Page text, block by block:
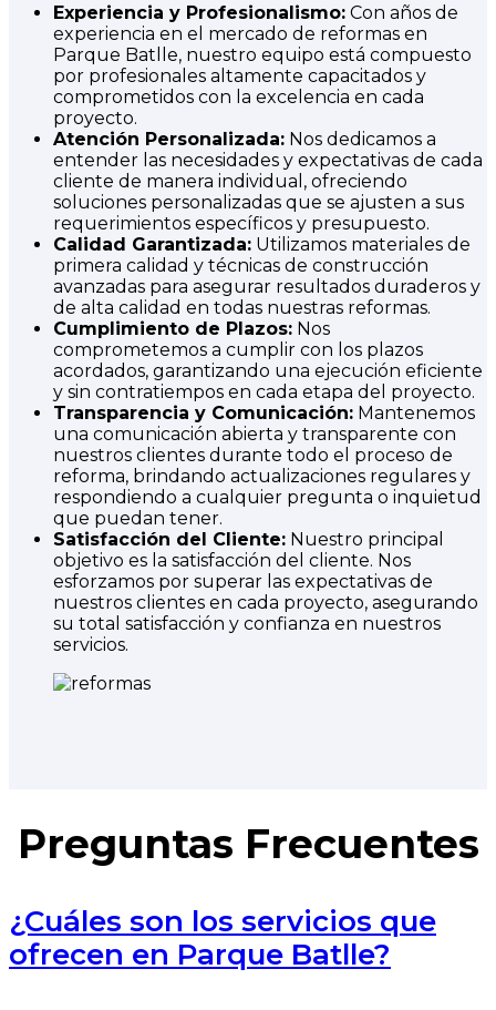
Experiencia y Profesionalismo: Con años de
experiencia en el mercado de reformas en
Parque Batlle, nuestro equipo está compuesto
por profesionales altamente capacitados y
comprometidos con la excelencia en cada
proyecto.
Atención Personalizada: Nos dedicamos a
entender las necesidades y expectativas de cada
cliente de manera individual, ofreciendo
soluciones personalizadas que se ajusten a sus
requerimientos específicos y presupuesto.
Calidad Garantizada: Utilizamos materiales de
primera calidad y técnicas de construcción
avanzadas para asegurar resultados duraderos y
de alta calidad en todas nuestras reformas.
Cumplimiento de Plazos: Nos
comprometemos a cumplir con los plazos
acordados, garantizando una ejecución eficiente
y sin contratiempos en cada etapa del proyecto.
Transparencia y Comunicación: Mantenemos
una comunicación abierta y transparente con
nuestros clientes durante todo el proceso de
reforma, brindando actualizaciones regulares y
respondiendo a cualquier pregunta o inquietud
que puedan tener.
Satisfacción del Cliente: Nuestro principal
objetivo es la satisfacción del cliente. Nos
esforzamos por superar las expectativas de
nuestros clientes en cada proyecto, asegurando
su total satisfacción y confianza en nuestros
servicios.
Preguntas Frecuentes
¿Cuáles son los servicios que
ofrecen en Parque Batlle?